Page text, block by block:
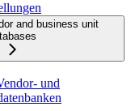
and business unit
und